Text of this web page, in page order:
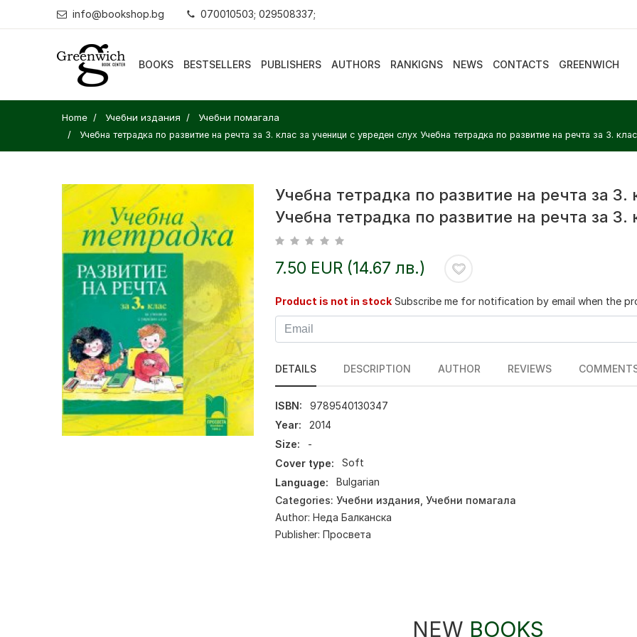
info@bookshop.bg 070010503; 029508337;
BOOKS BESTSELLERS PUBLISHERS AUTHORS RANKIGNS NEWS CONTACTS GREENWICH
Home Учебни издания Учебни помагала
Учебна тетрадка по развитие на речта за 3. клас за ученици с увреден слух Учебна тетрадка по развитие на речта за 3.
Учебна тетрадка по развитие на речта за
Учебна тетрадка по развитие на речта за
7.50 EUR (14.67 лв.)
Product is not in stock Subscribe me for notification by email when the
DETAILS DESCRIPTION AUTHOR REVIEWS
ISBN:
9789540130347
Year:
2014
Size:
-
Cover type:
Soft
Language:
Bulgarian
Categories: Учебни издания Учебни помагала
Author: Неда Балканска
Publisher: Просвета
NEW BOOKS